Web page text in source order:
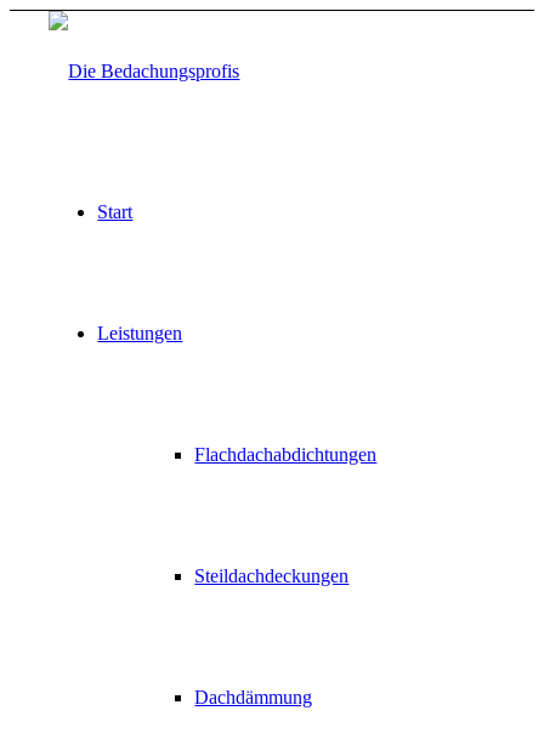
Start
Leistungen
Flachdachabdichtungen
Steildachdeckungen
Dachdämmung